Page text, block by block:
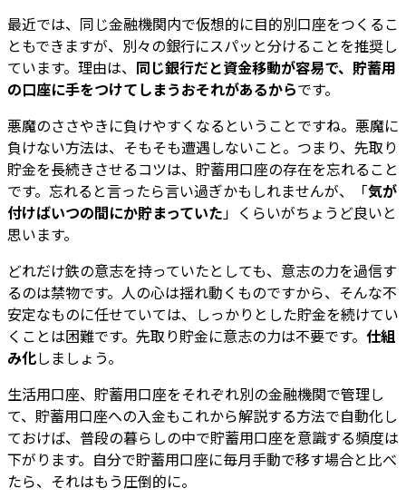
最近では、同じ金融機関内で仮想的に目的別口座をつくるこ
ともできますが、別々の銀行にスパッと分けることを推奨し
ています。理由は、 同じ銀行だと資金移動が容易で、貯蓄用
の口座に手をつけてしまうおそれがあるからです。
悪魔のささやきに負けやすくなるということですね。悪魔に
負けない方法は、そもそも遭遇しないこと。つまり、先取り
貯金を長続きさせるコツは、貯蓄用口座の存在を忘れること
です。忘れると言ったら言い過ぎかもしれませんが、「気が
付けばいつの間にか貯まっていた」くらいがちょうど良いと
思います。
どれだけ鉄の意志を持っていたとしても、意志の力を過信す
るのは禁物です。人の心は揺れ動くものですから、そんな不
安定なものに任せていては、しっかりとした貯金を続けてい
くことは困難です。先取り貯金に意志の力は不要です。 仕組
み化しましょう。
生活用口座、貯蓄用口座をそれぞれ別の金融機関で管理し
て、貯蓄用口座への入金もこれから解説する方法で自動化し
ておけば、普段の暮らしの中で貯蓄用口座を意識する頻度は
下がります。自分で貯蓄用口座に毎月手動で移す場合と比べ
たら、それはもう圧倒的に。